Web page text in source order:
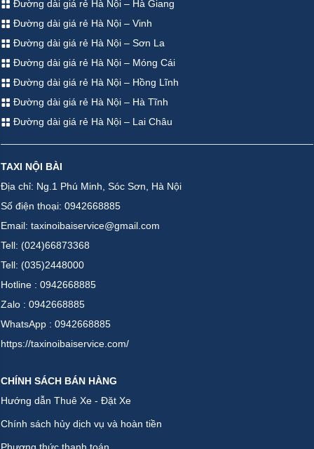
Đường dài giá rẻ Hà Nội – Hà Giang
Đường dài giá rẻ Hà Nội – Vinh
Đường dài giá rẻ Hà Nội – Sơn La
Đường dài giá rẻ Hà Nội – Móng Cái
Đường dài giá rẻ Hà Nội – Hồng Lĩnh
Đường dài giá rẻ Hà Nội – Hà Tĩnh
Đường dài giá rẻ Hà Nội – Lai Châu
TAXI NỘI BÀI
Địa chỉ: Ng.1 Phú Minh, Sóc Sơn, Hà Nội
Số điện thoại: 0942668885
Email: taxinoibaiservice@gmail.com
Tell: (024)66873368
Tell: (035)2448000
Hotline : 0942668885
Zalo : 0942668885
WhatsApp : 0942668885
https://taxinoibaiservice.com/
CHÍNH SÁCH BÁN HÀNG
Hướng dẫn Thuê Xe - Đặt Xe
Chính sách hủy dịch vụ và hoàn tiền